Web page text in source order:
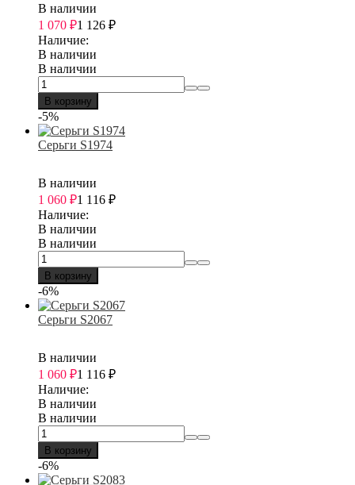
В наличии
1 070 ₽1 126 ₽
Наличие:
В наличии
В наличии
В корзину
-5%
Серьги S1974
В наличии
1 060 ₽1 116 ₽
Наличие:
В наличии
В наличии
В корзину
-6%
Серьги S2067
В наличии
1 060 ₽1 116 ₽
Наличие:
В наличии
В наличии
В корзину
-6%